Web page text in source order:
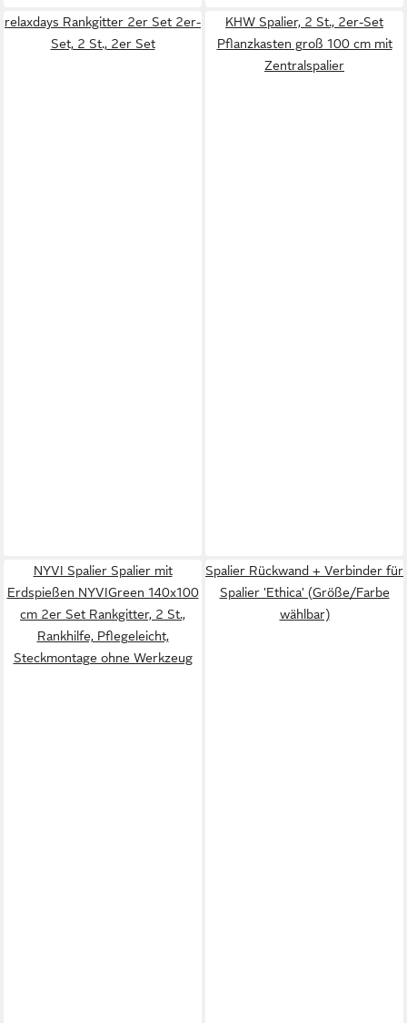
relaxdays Rankgitter 2er Set 2er-
Set, 2 St., 2er Set
KHW Spalier, 2 St., 2er-Set
Pflanzkasten groß 100 cm mit
Zentralspalier
NYVI Spalier Spalier mit
Erdspießen NYVIGreen 140x100
cm 2er Set Rankgitter, 2 St.,
Rankhilfe, Pflegeleicht,
Steckmontage ohne Werkzeug
Spalier Rückwand + Verbinder für
Spalier 'Ethica' (Größe/Farbe
wählbar)